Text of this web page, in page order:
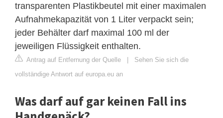
transparenten Plastikbeutel mit einer maximalen
Aufnahmekapazität von 1 Liter verpackt sein;
jeder Behälter darf maximal 100 ml der
jeweiligen Flüssigkeit enthalten.
Antrag auf Entfernung der Quelle | Sehen Sie sich die
vollständige Antwort auf europa.eu an
Was darf auf gar keinen Fall ins